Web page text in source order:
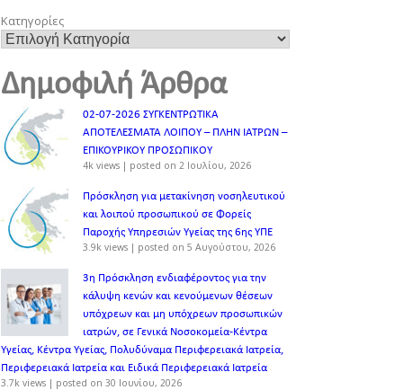
Κατηγορίες
Δημοφιλή Άρθρα
02-07-2026 ΣΥΓΚΕΝΤΡΩΤΙΚΑ
ΑΠΟΤΕΛΕΣΜΑΤΑ ΛΟΙΠΟΥ – ΠΛΗΝ ΙΑΤΡΩΝ –
ΕΠΙΚΟΥΡΙΚΟΥ ΠΡΟΣΩΠΙΚOY
4k views | posted on 2 Ιουλίου, 2026
Πρόσκληση για μετακίνηση νοσηλευτικού
και λοιπού προσωπικού σε Φορείς
Παροχής Υπηρεσιών Υγείας της 6ης ΥΠΕ
3.9k views | posted on 5 Αυγούστου, 2026
3η Πρόσκληση ενδιαφέροντος για την
κάλυψη κενών και κενούμενων θέσεων
υπόχρεων και μη υπόχρεων προσωπικών
ιατρών, σε Γενικά Νοσοκομεία-Κέντρα
Υγείας, Κέντρα Υγείας, Πολυδύναμα Περιφερειακά Ιατρεία,
Περιφερειακά Ιατρεία και Ειδικά Περιφερειακά Ιατρεία
3.7k views | posted on 30 Ιουνίου, 2026